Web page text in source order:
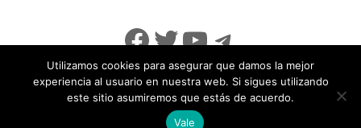
Facebook
Twitter
YouTube
Telegram
info@noticiasseguridad.com Política de Privacidad
Utilizamos cookies para asegurar que damos la mejor
experiencia al usuario en nuestra web. Si sigues utilizando
este sitio asumiremos que estás de acuerdo.
Vale